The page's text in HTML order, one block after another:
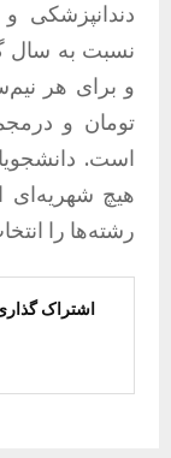
دندانپزشکی
نسبت به سال
است.
هیچ شهریه‌ای
رشته‌ها را
اشتراک